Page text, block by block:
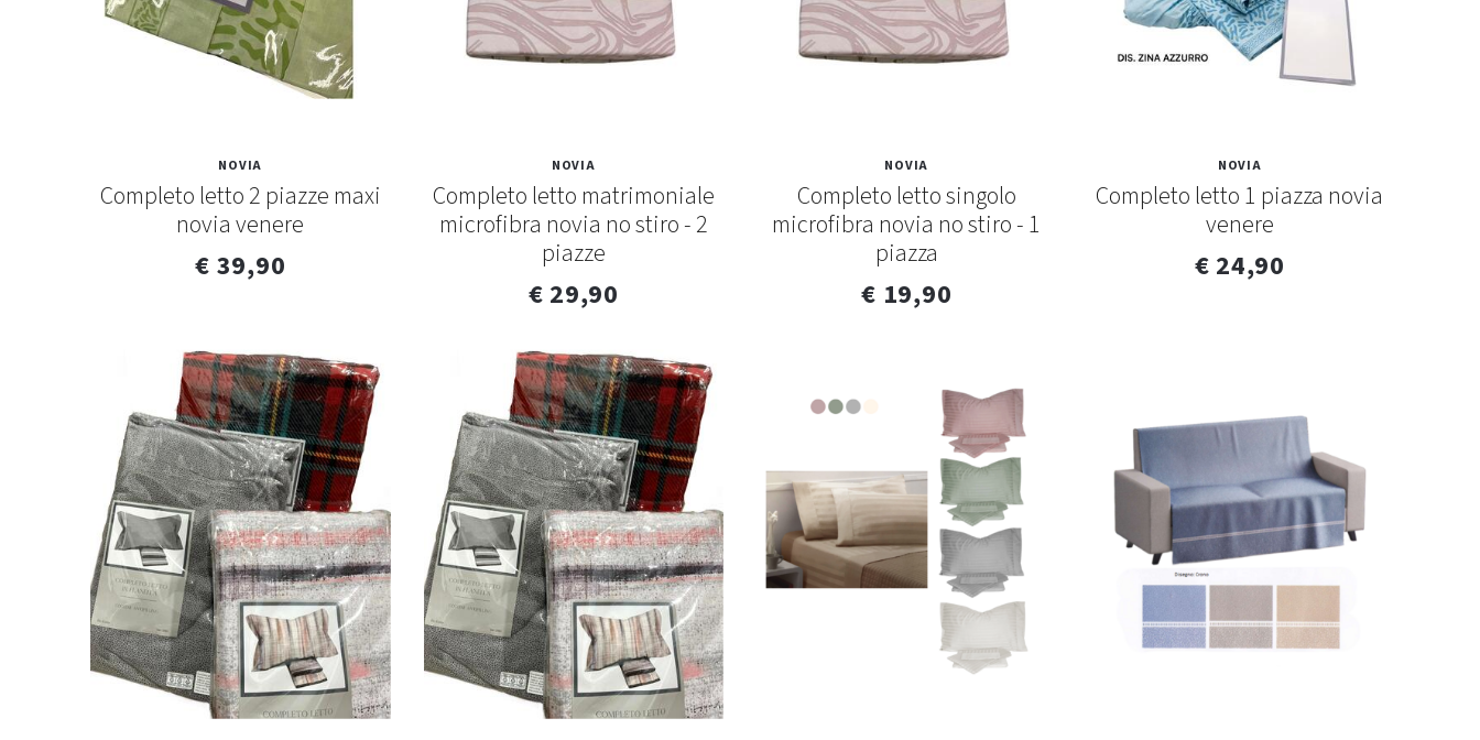
NOVIA
Completo letto 2 piazze maxi
novia venere
€ 39,90
NOVIA
Completo letto matrimoniale
microfibra novia no stiro - 2
piazze
€ 29,90
NOVIA
Completo letto singolo
microfibra novia no stiro - 1
piazza
€ 19,90
NOVIA
Completo letto 1 piazza novia
venere
€ 24,90